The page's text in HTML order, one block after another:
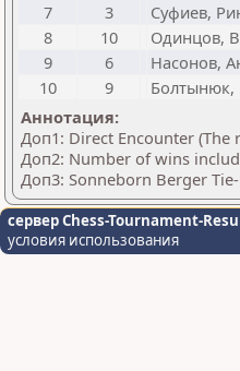
7
3 Суфиев,
8
10 Одинцов,
9
6 Насонов,
10
9 Болтынюк,
Аннотация:
Доп1: Direct Encounter
Доп2: Number of wins
Доп3: Sonneborn Berger
сервер Chess-Tournament-
условия использования